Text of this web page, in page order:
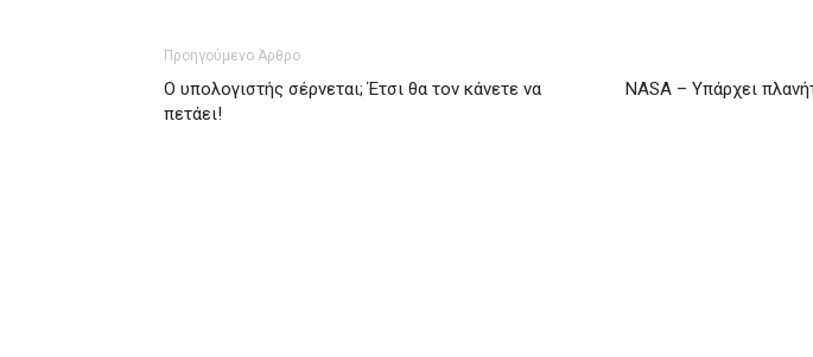
Προηγούμενο Άρθρο
Ο υπολογιστής σέρνεται; Έτσι θα τον κάνετε να
πετάει!
NASA – Υπάρχει